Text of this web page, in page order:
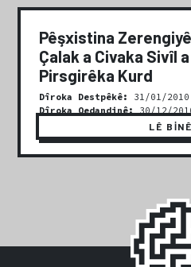
Pêşxistina
Çalak a Civaka Sivîl
Pirsgirêka Kurd
Dîroka Destpêkê:
31/01/2010
Dîroka Qedandinê:30/12/
LÊ